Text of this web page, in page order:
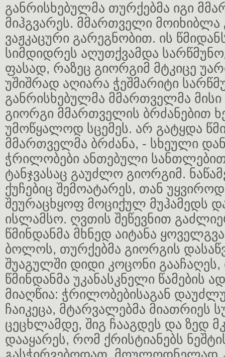
განრისხებულმა თურქებმა იგი
მიჰგვარეს. მმართველი მოიხიბლა
ვაჟკაცური გარეგნობით. ის
სიმდიდრეს აღუთქვამდა
ფასად, რაზეც გიორგიმ მტკიცე
უშიშრად აღიარა ჭეშმარიტი
განრისხებულმა მმართველმა მისი
გიორგი მმართველის ბრძანებით
უმოწყალოდ სცემეს. არ გატყდა
მმართველმა ბრძანა, - სხეული
ჭრილობები ანთებული
ტანჯვასაც გაუძლო გიორგიმ.
ქუჩებიც შემოატარეს, თან
შეურაცხყოფ მოციქულ მუჰამედს
ისლამსო. ღვთის შეწევნით
წმინდანმა მხნედ აიტანა
ბოლოს, თურქებმა გიორგის
შუაგულში დიდი კოცონი გააჩაღეს,
წმინდანმა უკანასკნელი წამების
მიაღწია: ჭრილობებისაგან
ჩაიკეცა, მტარვალებმა მიათრიეს
ცეცხლამდე, შიგ ჩააგდეს და ზედ
დააყარეს, რომ ქრისტიანებს